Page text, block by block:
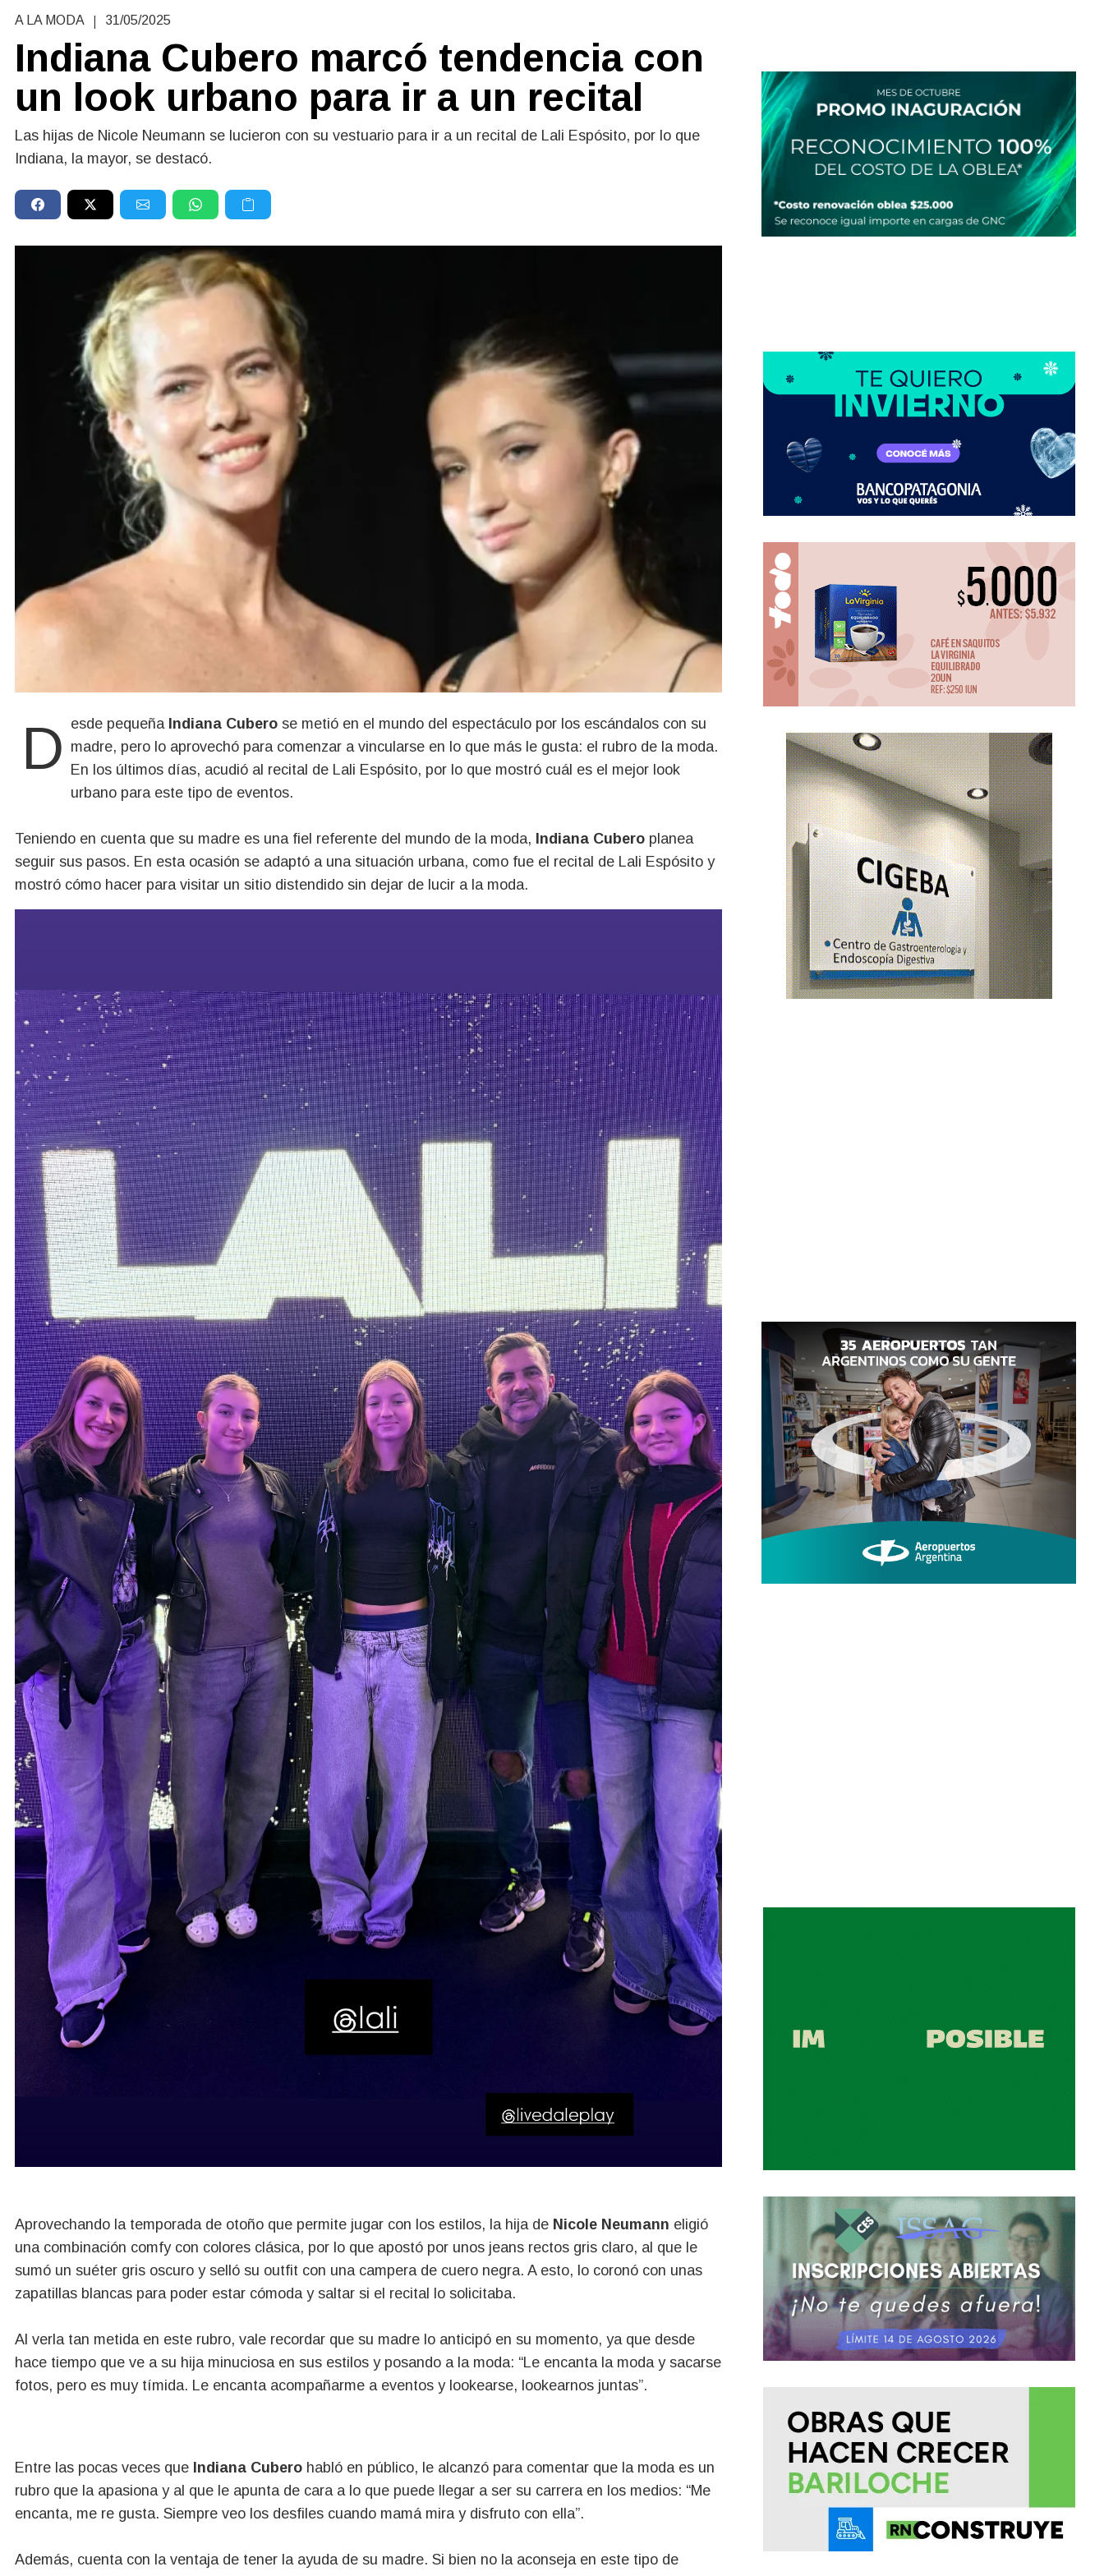
A LA MODA | 31/05/2025
Indiana Cubero marcó tendencia con
un look urbano para ir a un recital
Las hijas de Nicole Neumann se lucieron con su vestuario para ir a un recital de Lali Espósito, por lo que
Indiana, la mayor, se destacó.
Desde pequeña Indiana Cubero se metió en el mundo del espectáculo por los escándalos con su
madre, pero lo aprovechó para comenzar a vincularse en lo que más le gusta: el rubro de la moda.
En los últimos días, acudió al recital de Lali Espósito, por lo que mostró cuál es el mejor look
urbano para este tipo de eventos.
Teniendo en cuenta que su madre es una fiel referente del mundo de la moda, Indiana Cubero planea
seguir sus pasos. En esta ocasión se adaptó a una situación urbana, como fue el recital de Lali Espósito y
mostró cómo hacer para visitar un sitio distendido sin dejar de lucir a la moda.
Aprovechando la temporada de otoño que permite jugar con los estilos, la hija de Nicole Neumann eligió
una combinación comfy con colores clásica, por lo que apostó por unos jeans rectos gris claro, al que le
sumó un suéter gris oscuro y selló su outfit con una campera de cuero negra. A esto, lo coronó con unas
zapatillas blancas para poder estar cómoda y saltar si el recital lo solicitaba.
Al verla tan metida en este rubro, vale recordar que su madre lo anticipó en su momento, ya que desde
hace tiempo que ve a su hija minuciosa en sus estilos y posando a la moda: “Le encanta la moda y sacarse
fotos, pero es muy tímida. Le encanta acompañarme a eventos y lookearse, lookearnos juntas”.
Entre las pocas veces que Indiana Cubero habló en público, le alcanzó para comentar que la moda es un
rubro que la apasiona y al que le apunta de cara a lo que puede llegar a ser su carrera en los medios: “Me
encanta, me re gusta. Siempre veo los desfiles cuando mamá mira y disfruto con ella”.
Además, cuenta con la ventaja de tener la ayuda de su madre. Si bien no la aconseja en este tipo de